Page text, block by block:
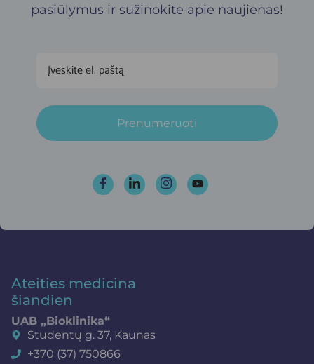
pasiūlymus ir sužinokite apie naujienas!
Prenumeruoti
Ateities medicina
šiandien
UAB „Bioklinika“
Studentų g. 37, Kaunas
+370 (37) 750866